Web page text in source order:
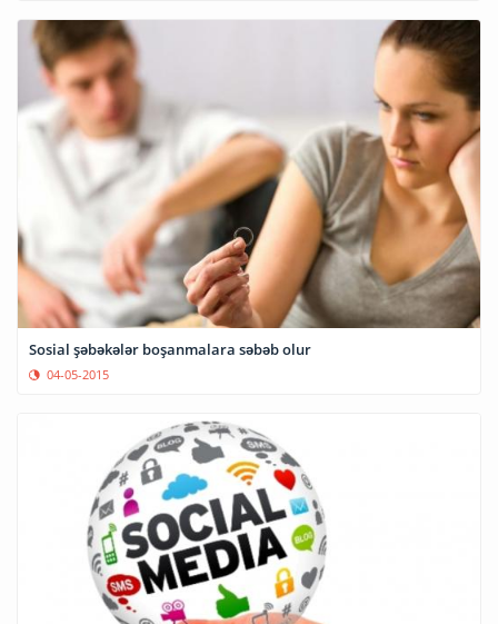
Sosial şəbəkələr boşanmalara səbəb olur
04-05-2015